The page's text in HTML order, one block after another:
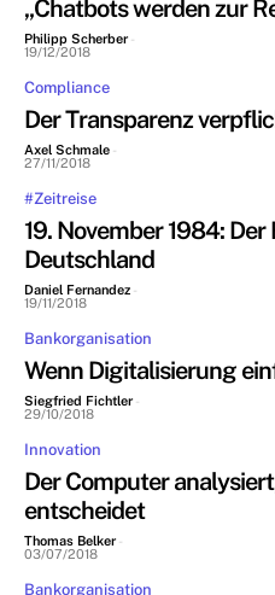
„Chatbots werden zur
Philipp Scherber -
19/12/2018
Compliance
Der Transparenz
Axel Schmale -
27/11/2018
#Zeitreise
19. November 1984:
Deutschland
Daniel Fernandez -
19/11/2018
Bankorganisation
Wenn Digitalisierung
Siegfried Fichtler -
29/10/2018
Innovation
Der Computer
entscheidet
Thomas Belker -
03/07/2018
Bankorganisation